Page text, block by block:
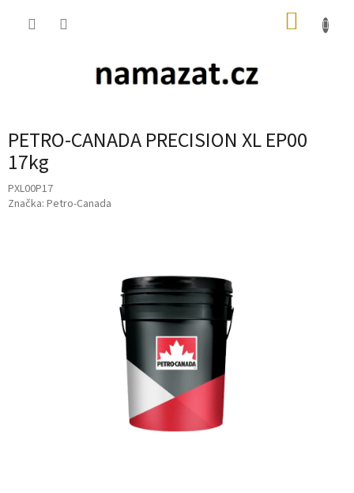
PETRO-CANADA PRECISION XL EP00
17kg
PXL00P17
Značka: Petro-Canada